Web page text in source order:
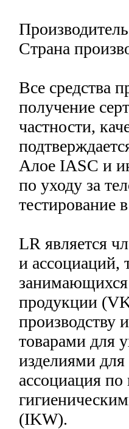
Страна
Все средства
получение
частности,
Алое IASC и
по уходу за
тестирование
LR является
и ассоциаций,
занимающихся
продукции
производству
товарами для
изделиями
ассоциация
(IKW).